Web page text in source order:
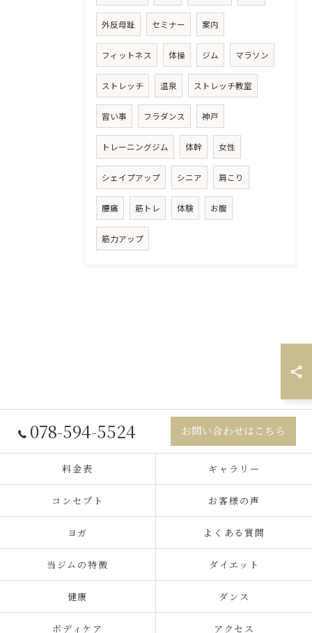
外反母趾 セミナー 案内
フィットネス 体操 ジム マラソン
ストレッチ 温泉 ストレッチ教室
習い事 フラダンス 神戸
トレーニングジム 体幹 女性
シェイプアップ シニア 肩こり
腰痛 筋トレ 体験 お腹
筋力アップ
078-594-5524 お問い合わせはこちら
料金表 ギャラリー
コンセプト お客様の声
ヨガ よくある質問
当ジムの特徴 ダイエット
健康 ダンス
ボディケア アクセス